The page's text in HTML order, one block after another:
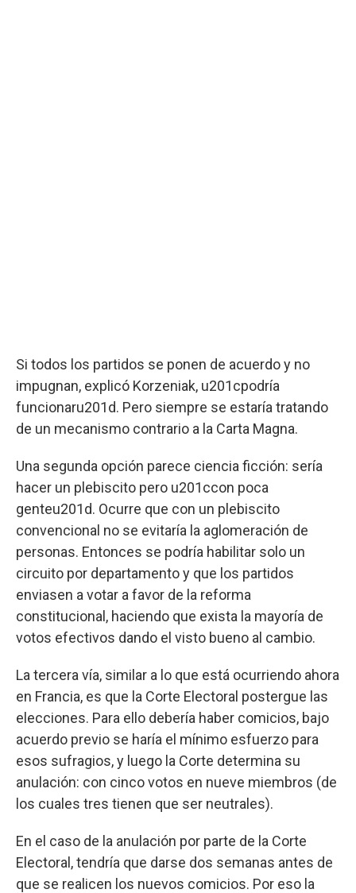
Si todos los partidos se ponen de acuerdo y no
impugnan, explicó Korzeniak, u201cpodría
funcionaru201d. Pero siempre se estaría tratando
de un mecanismo contrario a la Carta Magna.
Una segunda opción parece ciencia ficción: sería
hacer un plebiscito pero u201ccon poca
genteu201d. Ocurre que con un plebiscito
convencional no se evitaría la aglomeración de
personas. Entonces se podría habilitar solo un
circuito por departamento y que los partidos
enviasen a votar a favor de la reforma
constitucional, haciendo que exista la mayoría de
votos efectivos dando el visto bueno al cambio.
La tercera vía, similar a lo que está ocurriendo ahora
en Francia, es que la Corte Electoral postergue las
elecciones. Para ello debería haber comicios, bajo
acuerdo previo se haría el mínimo esfuerzo para
esos sufragios, y luego la Corte determina su
anulación: con cinco votos en nueve miembros (de
los cuales tres tienen que ser neutrales).
En el caso de la anulación por parte de la Corte
Electoral, tendría que darse dos semanas antes de
que se realicen los nuevos comicios. Por eso la